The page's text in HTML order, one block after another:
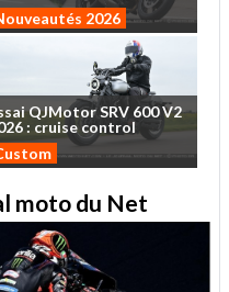
2026
QJMotorSRV 600V2
: cruise control
moto du Net